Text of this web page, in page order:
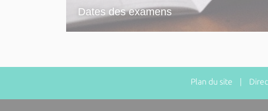
Dates des examens
Plan du site |